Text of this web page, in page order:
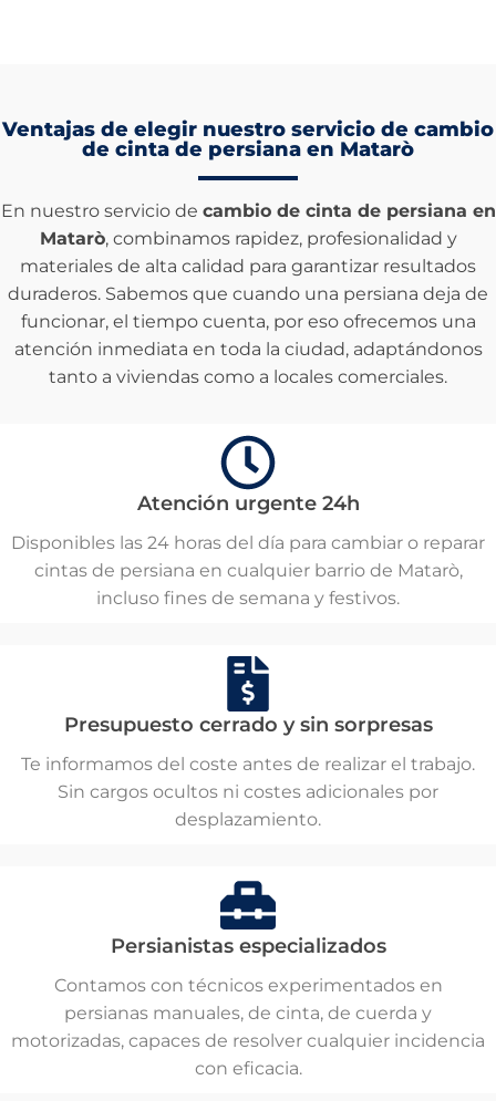
Ventajas de elegir nuestro servicio de cambio
de cinta de persiana en Matarò
En nuestro servicio de cambio de cinta de persiana en
Matarò, combinamos rapidez, profesionalidad y
materiales de alta calidad para garantizar resultados
duraderos. Sabemos que cuando una persiana deja de
funcionar, el tiempo cuenta, por eso ofrecemos una
atención inmediata en toda la ciudad, adaptándonos
tanto a viviendas como a locales comerciales.
Atención urgente 24h
Disponibles las 24 horas del día para cambiar o reparar
cintas de persiana en cualquier barrio de Matarò,
incluso fines de semana y festivos.
Presupuesto cerrado y sin sorpresas
Te informamos del coste antes de realizar el trabajo.
Sin cargos ocultos ni costes adicionales por
desplazamiento.
Persianistas especializados
Contamos con técnicos experimentados en
persianas manuales, de cinta, de cuerda y
motorizadas, capaces de resolver cualquier incidencia
con eficacia.